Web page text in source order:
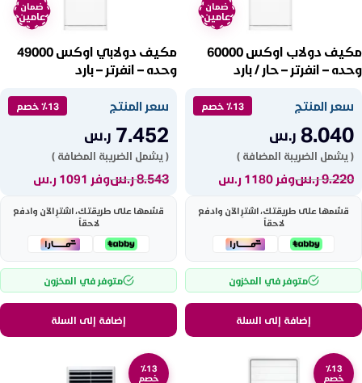
ضمان
عامين
مكيف دولاب اوكس 60000
وحده – انفرتر – حار / بارد
سعر المنتج ٪13 خصم
8.040 ر.س
( يشمل الضريبة المضافة )
9.220ر.سوفر 1180 ر.س
قسّمها على طريقتك، اشترِ الآن وادفع
لاحقاً
متوفر في المخزون
إضافة إلى السلة
ضمان
عامين
مكيف دولابي اوكس 49000
وحده – انفرتر – بارد
سعر المنتج ٪13 خصم
7.452 ر.س
( يشمل الضريبة المضافة )
8.543ر.سوفر 1091 ر.س
قسّمها على طريقتك، اشترِ الآن وادفع
لاحقاً
متوفر في المخزون
إضافة إلى السلة
٪13
خصم
٪13
خصم